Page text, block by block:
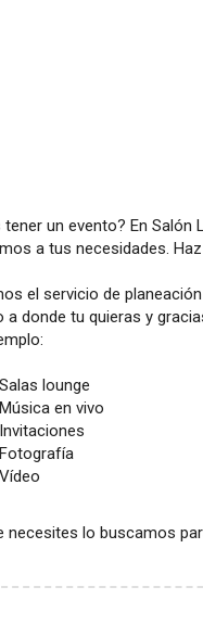
un evento? En Salón
a tus necesidades.
el servicio de
a donde tu quieras y
Salas lounge
Música en vivo
Invitaciones
Fotografía
Vídeo
necesites lo buscamos